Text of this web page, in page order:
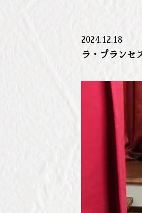
2024.12.18
ラ・プランセ